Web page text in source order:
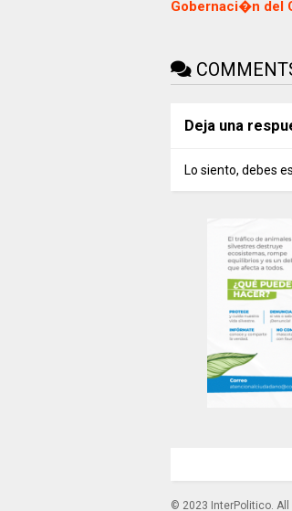
Gobernaci�n del
Deja una
Lo siento, debes
© 2023 InterPolitico.